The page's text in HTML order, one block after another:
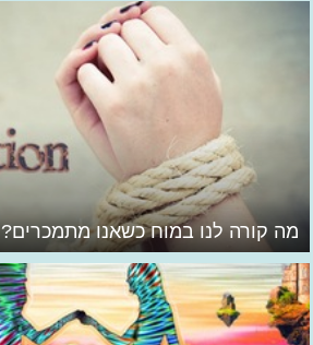
מה קורה לנו במוח כשאנו מתמכרים?